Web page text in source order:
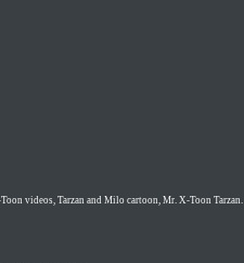
videos, Tarzan and Milo cartoon, Mr. X-Toon Tarzan.